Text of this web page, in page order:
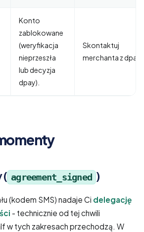
Konto
zablokowane
(weryfikacja
nieprzeszła
lub decyzja
dpay).
Skontaktuj
merchanta z dpay.
( agreement_signed )
(kodem SMS) nadaje Ci delegację
- technicznie od tej chwili
w tych zakresach przechodzą. W